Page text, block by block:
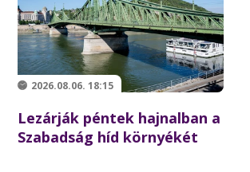
2026.08.06. 18:15
Lezárják péntek hajnalban a
Szabadság híd környékét